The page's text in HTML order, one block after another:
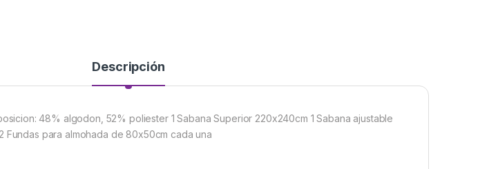
Descripción
48% algodon, 52% poliester 1 Sabana Superior 220x240cm 1 Sabana ajustable
Fundas para almohada de 80x50cm cada una